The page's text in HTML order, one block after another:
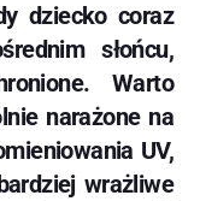
dziecko coraz
słońcu,
Warto
narażone na
UV,
wrażliwe